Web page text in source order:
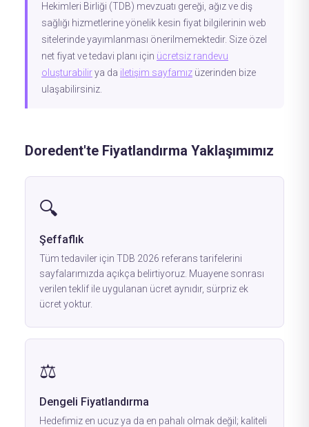
Hekimleri Birliği (TDB) mevzuatı gereği, ağız ve diş
sağlığı hizmetlerine yönelik kesin fiyat bilgilerinin web
sitelerinde yayımlanması önerilmemektedir. Size özel
net fiyat ve tedavi planı için ücretsiz randevu
oluşturabilirya da iletişim sayfamız üzerinden bize
ulaşabilirsiniz.
Doredent'te Fiyatlandırma Yaklaşımımız
🔍
Şeffaflık
Tüm tedaviler için TDB 2026 referans tarifelerini
sayfalarımızda açıkça belirtiyoruz. Muayene sonrası
verilen teklif ile uygulanan ücret aynıdır, sürpriz ek
ücret yoktur.
⚖️
Dengeli Fiyatlandırma
Hedefimiz en ucuz ya da en pahalı olmak değil; kaliteli